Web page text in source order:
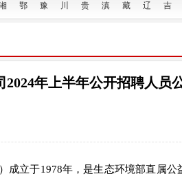
鄂 豫 川 贵 滇 藏 辽 吉
年上半年公开招聘人员
成立于1978年，是生态环境部直属公